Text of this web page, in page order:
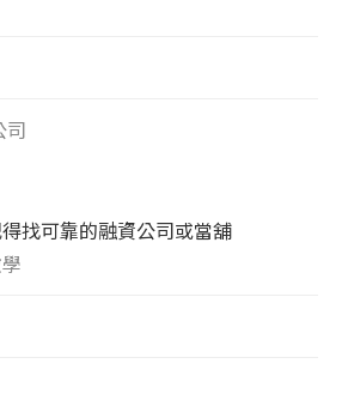
司
找可靠的融資公司或當舖